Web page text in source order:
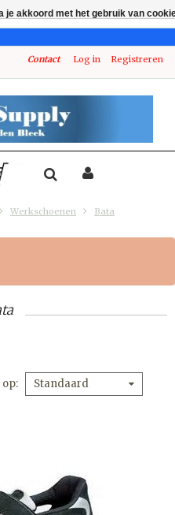
Contact Log in Registreren
Werkschoenen Bata
op Standaard
je akkoord met het gebruik van